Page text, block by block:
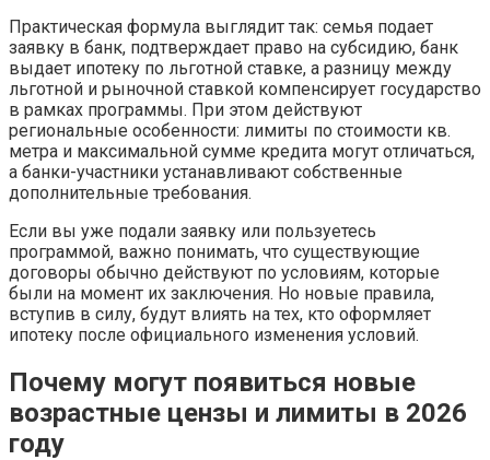
Практическая формула выглядит так: семья подает
заявку в банк, подтверждает право на субсидию, банк
выдает ипотеку по льготной ставке, а разницу между
льготной и рыночной ставкой компенсирует государство
в рамках программы. При этом действуют
региональные особенности: лимиты по стоимости кв.
метра и максимальной сумме кредита могут отличаться,
а банки-участники устанавливают собственные
дополнительные требования.
Если вы уже подали заявку или пользуетесь
программой, важно понимать, что существующие
договоры обычно действуют по условиям, которые
были на момент их заключения. Но новые правила,
вступив в силу, будут влиять на тех, кто оформляет
ипотеку после официального изменения условий.
Почему могут появиться новые
возрастные цензы и лимиты в 2026
году